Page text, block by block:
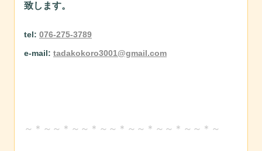
致します。
tel: 076-275-3789
e-mail: tadakokoro3001@gmail.com
～＊～～＊～～＊～～＊～～＊～～＊～～＊～